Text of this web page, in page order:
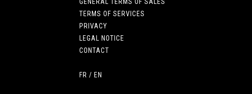
TERMS OF SERVICES
PRIVACY
LEGAL NOTICE
CONTACT
FR / EN